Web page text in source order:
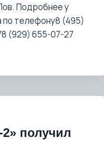
Подробнее у
по телефону8 (495)
(929) 655-07-27
получил